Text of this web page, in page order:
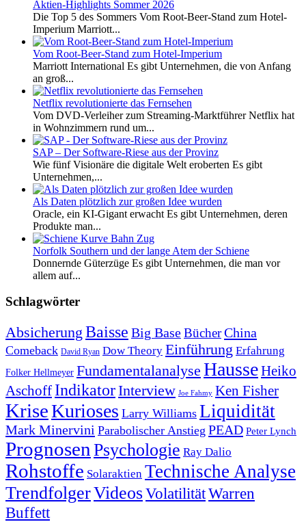
Aktien-Highlights Sommer 2026
Die Top 5 des Sommers Vom Root-Beer-Stand zum Hotel-
Imperium Marriott...
Vom Root-Beer-Stand zum Hotel-Imperium
Marriott International Es gibt Unternehmen, die von Anfang
an groß...
Netflix revolutionierte das Fernsehen
Vom DVD-Verleiher zum Streaming-Marktführer Netflix hat
in Wohnzimmern rund um...
SAP – Der Software-Riese aus der Provinz
Wie fünf Visionäre die digitale Welt eroberten Es gibt
Unternehmen,...
Als Daten plötzlich zur großen Idee wurden
Oracle, ein KI-Gigant erwacht Es gibt Unternehmen, deren
Produkte man...
Norfolk Southern und der lange Atem der Schiene
Donnernde Güterzüge Es gibt Unternehmen, die man vor
allem auf...
Schlagwörter
Absicherung Baisse Big BaseBücherChina
Comeback David Ryan Dow Theory Einführung Erfahrung
Folker Hellmeyer Fundamentalanalyse HausseHeiko
Aschoff IndikatorInterview Joe Fahmy Ken Fisher
KriseKurioses Larry Williams Liquidität
Mark Minervini Parabolischer Anstieg PEAD Peter Lynch
Prognosen Psychologie Ray Dalio
Rohstoffe Solaraktien Technische Analyse
TrendfolgerVideosVolatilitätWarren
Buffett